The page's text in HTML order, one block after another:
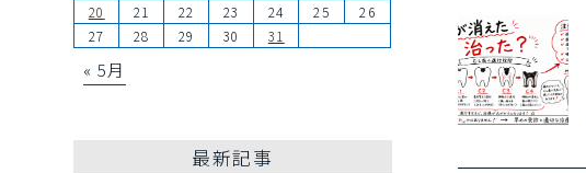
20
21 22 23 24 25
26
27
28 29 30 31
« 5月
最新記事